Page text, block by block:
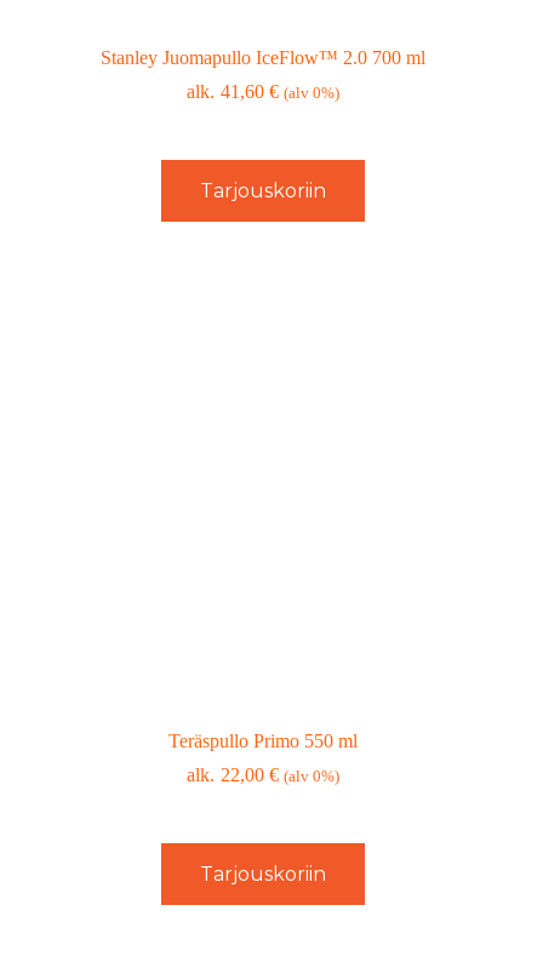
Stanley Juomapullo IceFlow™ 2.0 700 ml
41,60€ (alv 0%)
Tarjouskoriin
Teräspullo Primo 550 ml
22,00€ (alv 0%)
Tarjouskoriin